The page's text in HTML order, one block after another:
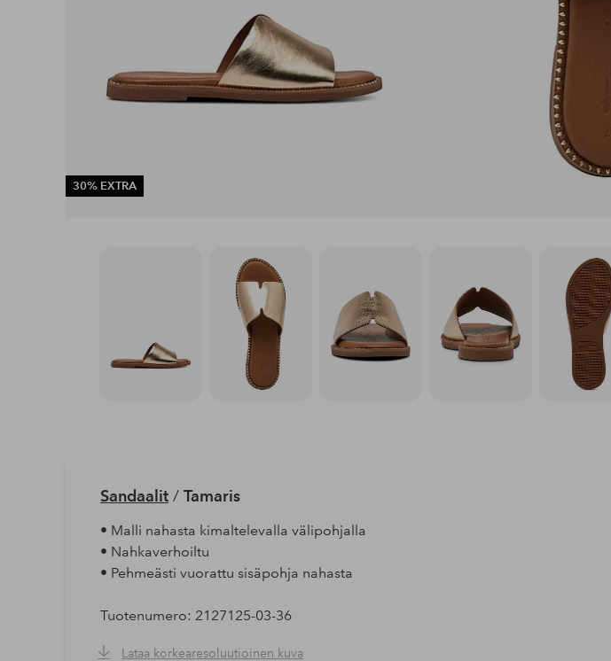
30% EXTRA
Sandaalit/ Tamaris
• Malli nahasta kimaltelevalla välipohjalla
• Nahkaverhoiltu
• Pehmeästi vuorattu sisäpohja nahasta
Tuotenumero: 2127125-03-36
Lataa korkearesoluutioinen kuva